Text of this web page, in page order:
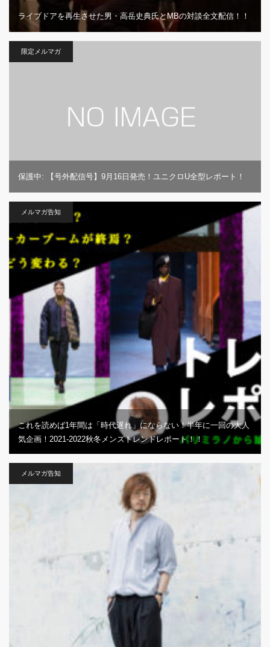
ライブドアを再生させた男・高岳史典氏とMBの対談全文配信！！
限定メルマガ
保護中: 【号外配信号】9月16日発売！ユニクロU全型レポート！
メルマガ告知
これを読めば1年間は「時代遅れ」にならない！半年に一回の大人
気企画！2021-2022秋冬メンズトレンドレポート！！
メルマガ告知